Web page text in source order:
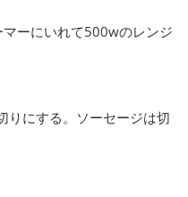
ーにいれて500wのレンジ
りにする。ソーセージは切